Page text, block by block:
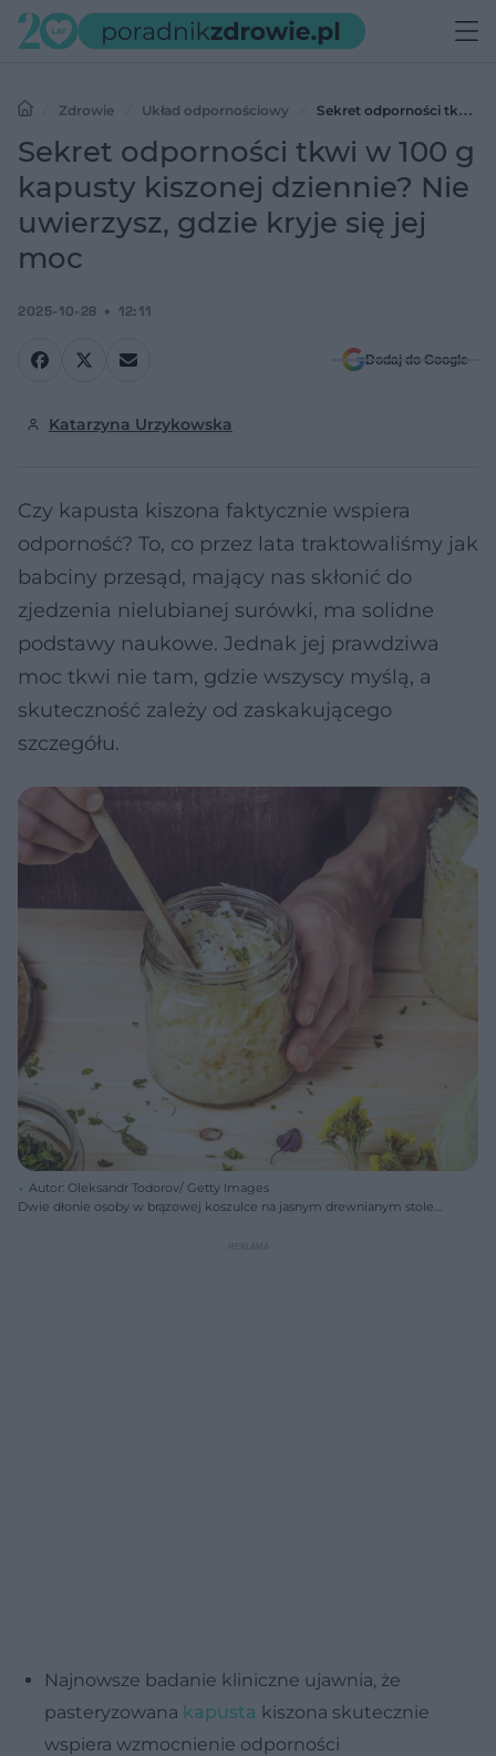
Zdrowie Układ odpornościowy
Sekret odporności tkwi w
100 g kapusty kiszonej dziennie? Nie uwierzysz, gdzie kryje się jej
Sekret odporności tkwi w 100 g
kapusty kiszonej dziennie? Nie
uwierzysz, gdzie kryje się jej
moc
2025-10-28 12:11
Dodaj do Google
Katarzyna Urzykowska
Czy kapusta kiszona faktycznie wspiera
odporność? To, co przez lata traktowaliśmy jak
babciny przesąd, mający nas skłonić do
zjedzenia nielubianej surówki, ma solidne
podstawy naukowe. Jednak jej prawdziwa
moc tkwi nie tam, gdzie wszyscy myślą, a
skuteczność zależy od zaskakującego
szczegółu.
Autor: Oleksandr Todorov/ Getty Images
Dwie dłonie osoby w brązowej koszulce na jasnym drewnianym stole,
łyżką. Obok cebule, suszone zioła i świeża kapusta, symbolizujące
Najnowsze badanie kliniczne ujawnia, że
pasteryzowana kapusta kiszona skutecznie
wspiera wzmocnienie odporności